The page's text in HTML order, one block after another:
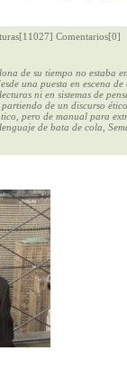
Comentarios[0]
de su tiempo no estaba
una puesta en escena
ni en sistemas de
de un discurso
pero de manual para
de bata de cola,